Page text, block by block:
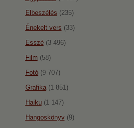
Elbeszélés (235)
Énekelt vers (33)
Esszé(3 496)
Film (58)
Fotó(9 707)
Grafika(1 851)
Haiku(1 147)
Hangoskönyv(9)